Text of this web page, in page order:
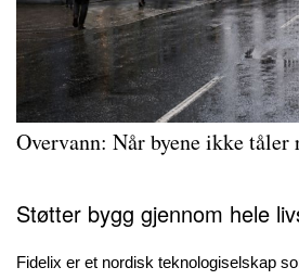
Overvann: Når byene ikke tåler
Støtter bygg gjennom hele
Fidelix er et nordisk teknologiselskap